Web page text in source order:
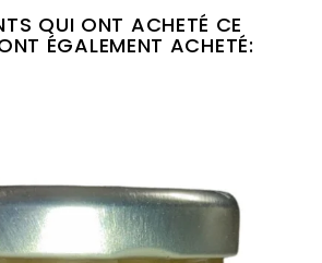
QUI ONT ACHETÉ CE
ÉGALEMENT ACHETÉ: